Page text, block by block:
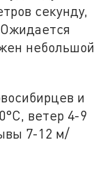
секунду,
небольшой
и
ветер 4-9
7-12 м/